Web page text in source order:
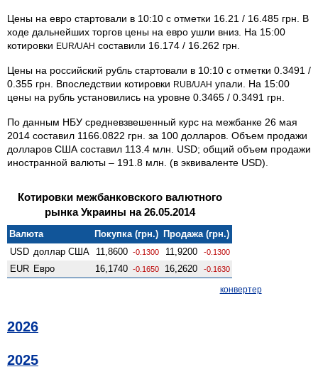
Цены на евро стартовали в 10:10 с отметки 16.21 / 16.485 грн. В
ходе дальнейших торгов цены на евро ушли вниз. На 15:00
котировки EUR/UAH составили 16.174 / 16.262 грн.
Цены на российский рубль стартовали в 10:10 с отметки 0.3491 /
0.355 грн. Впоследствии котировки RUB/UAH упали. На 15:00
цены на рубль установились на уровне 0.3465 / 0.3491 грн.
По данным НБУ средневзвешенный курс на межбанке 26 мая
2014 составил 1166.0822 грн. за 100 долларов. Объем продажи
долларов США составил 113.4 млн. USD; общий объем продажи
иностранной валюты – 191.8 млн. (в эквиваленте USD).
Котировки межбанковского валютного
рынка Украины на 26.05.2014
Валюта Покупка (грн.) Продажа (грн.)
USD доллар США 11,8600 -0.1300 11,9200 -0.1300
EUR Евро 16,1740 -0.1650 16,2620 -0.1630
конвертер
2026
2025